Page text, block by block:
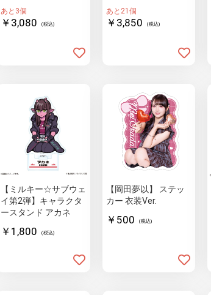
あと3個
￥3,080 (税込)
あと21個
￥3,850 (税込)
【ミルキー☆サブウェ
イ第2弾】キャラクタ
ースタンド アカネ
￥1,800 (税込)
【岡田夢以】 ステッ
カー 衣装Ver.
￥500 (税込)